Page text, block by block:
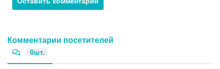
Комментарии посетителей
0шт.